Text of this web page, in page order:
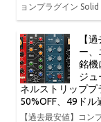
ョンプラグイン
【
ー、
銘機
ジュ
ネルストリップ
50%OFF、49ドル
【過去最安値】コン